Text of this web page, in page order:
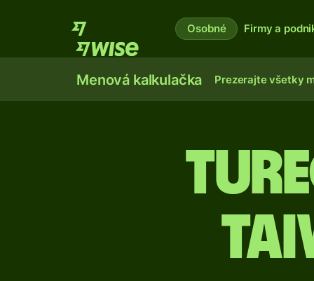
Osobné Firmy a
Menová kalkulačka Prezerajte všetky